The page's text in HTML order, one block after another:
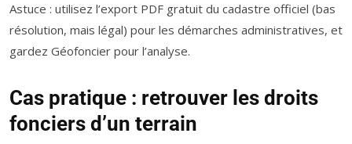
Astuce : utilisez l’export PDF gratuit du cadastre officiel (bas
résolution, mais légal) pour les démarches administratives, et
gardez Géofoncier pour l’analyse.
Cas pratique : retrouver les droits
fonciers d’un terrain